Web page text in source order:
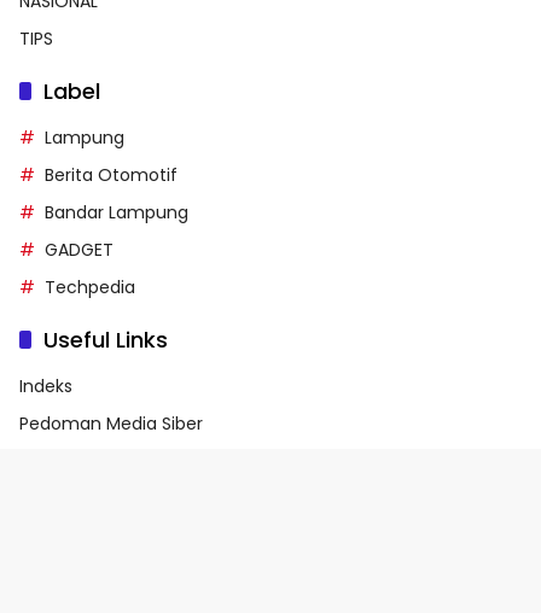
TIPS
Label
Lampung
Berita Otomotif
Bandar Lampung
GADGET
Techpedia
Useful Links
Indeks
Pedoman Media Siber